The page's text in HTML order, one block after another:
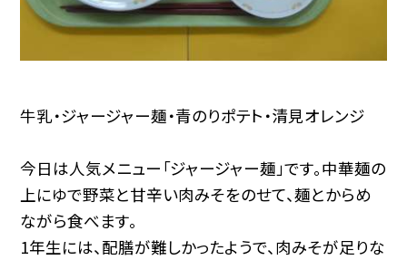
牛乳・ジャージャー麺・青のりポテト・清見オレンジ
今日は人気メニュー「ジャージャー麺」です。中華麺の
上にゆで野菜と甘辛い肉みそをのせて、麺とからめ
ながら食べます。
1年生には、配膳が難しかったようで、肉みそが足りな